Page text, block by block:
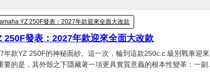
YZ 250F發表：2027年款迎來全面大改款
250F發表：2027年款迎來全面大改款
年款YZ 250F的神秘面紗。這一次，輪到這款250c.c.級別戰車迎
要的是，其外殼之下隱藏著一項更具實質意義的根本性變革：一副